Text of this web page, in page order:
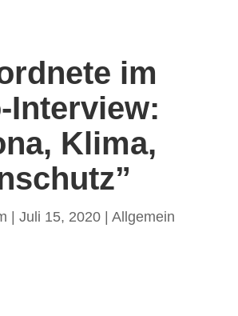
im
Interview:
Klima,
Juli 15, 2020| Allgemein